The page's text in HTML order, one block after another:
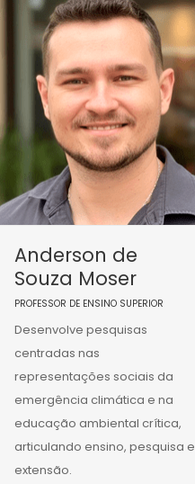
Anderson de
Souza Moser
PROFESSOR DE ENSINO SUPERIOR
Desenvolve pesquisas
centradas nas
representações sociais da
emergência climática e na
educação ambiental crítica,
articulando ensino, pesquisa e
extensão.